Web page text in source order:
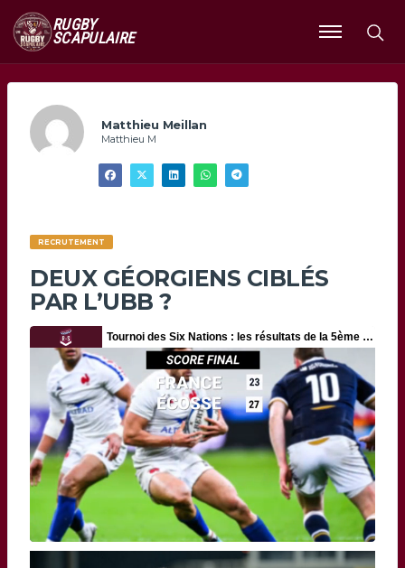
RUGBY
SCAPULAIRE
Ouvrir
le
Matthieu Meillan
Matthieu M
RECRUTEMENT
DEUX GÉORGIENS CIBLÉS
PAR L’UBB ?